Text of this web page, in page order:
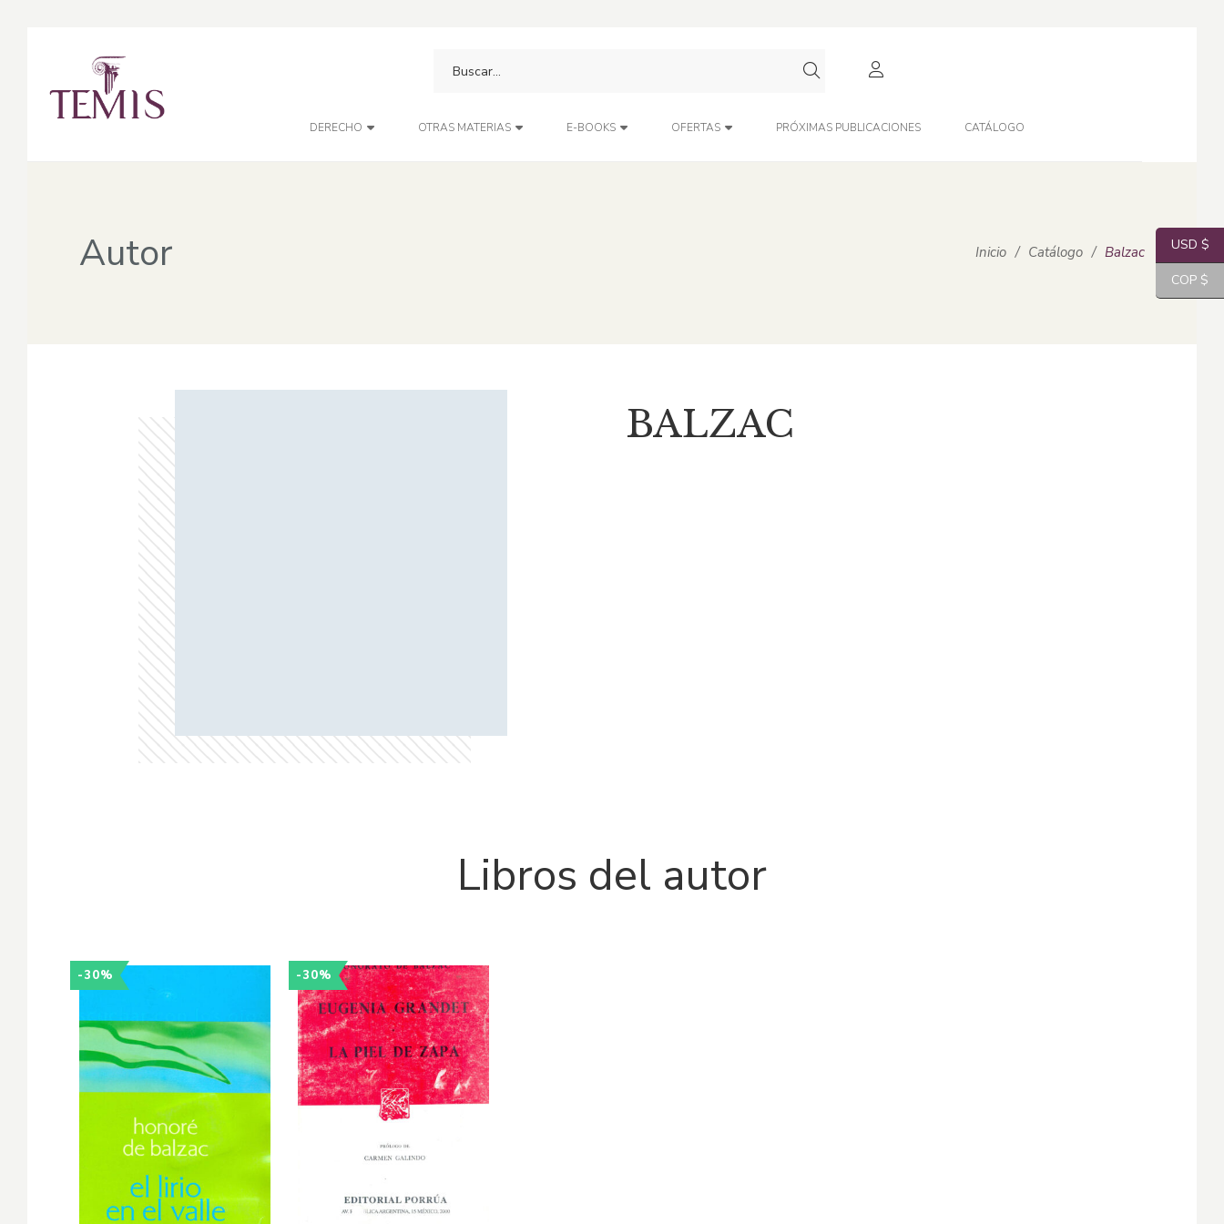
DERECHO OTRAS MATERIAS E-BOOKS OFERTAS PRÓXIMAS PUBLICACIONES CATÁLOGO
Autor Inicio / Catálogo / Balzac
BALZAC
Libros del autor
-30% -30%
USD $
COP $